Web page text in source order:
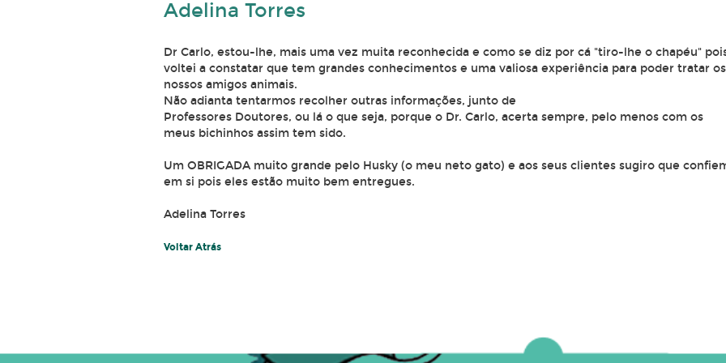
Adelina Torres
Dr Carlo, estou-lhe, mais uma vez muita reconhecida e como se diz por cá "tiro-lhe o chapéu"
voltei a constatar que tem grandes conhecimentos e uma valiosa experiência para poder tratar os
nossos amigos animais.
Não adianta tentarmos recolher outras informações, junto de
Professores Doutores, ou lá o que seja, porque o Dr. Carlo, acerta sempre, pelo menos com os
meus bichinhos assim tem sido.
Um OBRIGADA muito grande pelo Husky (o meu neto gato) e aos seus clientes sugiro que
em si pois eles estão muito bem entregues.
Adelina Torres
Voltar Atrás